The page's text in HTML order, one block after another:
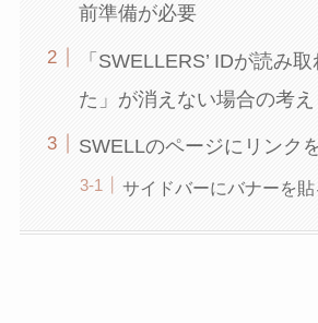
前準備が必要
「SWELLERS’ IDが読み
た」が消えない場合の考
SWELLのページにリンク
サイドバーにバナーを